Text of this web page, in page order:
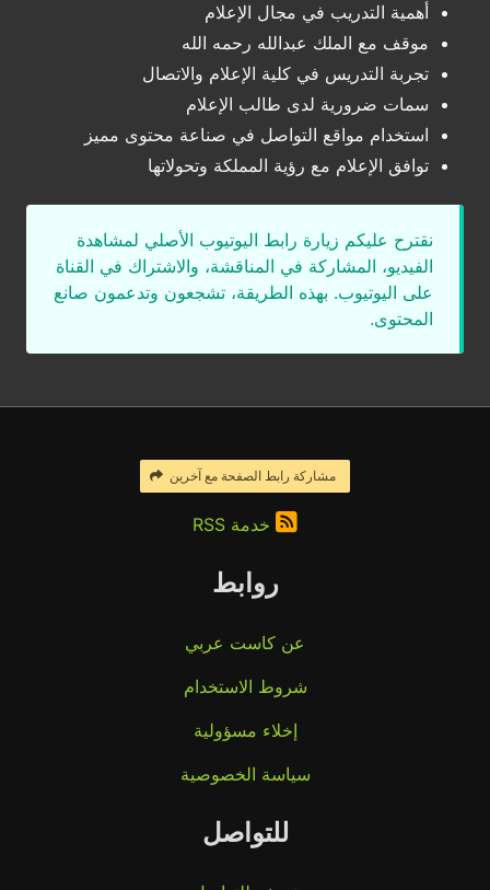
أهمية التدريب في مجال الإعلام
موقف مع الملك عبدالله رحمه الله
تجربة التدريس في كلية الإعلام والاتصال
سمات ضرورية لدى طالب الإعلام
استخدام مواقع التواصل في صناعة محتوى مميز
توافق الإعلام مع رؤية المملكة وتحولاتها
نقترح عليكم زيارة رابط اليوتيوب الأصلي لمشاهدة
الفيديو، المشاركة في المناقشة، والاشتراك في القناة
على اليوتيوب. بهذه الطريقة، تشجعون وتدعمون صانع
المحتوى.
مشاركة رابط الصفحة مع آخرين
خدمة RSS
روابط
عن كاست عربي
شروط الاستخدام
إخلاء مسؤولية
سياسة الخصوصية
للتواصل